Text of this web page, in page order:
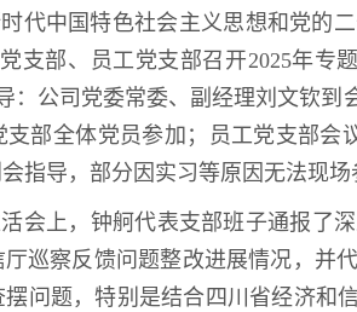
代中国特色社会主义思想和党的
支部、员工党支部召开2025年
：公司党委常委、副经理刘文钦
部全体党员参加；员工党支部
指导，部分因实习等原因无法现场
会上，钟舸代表支部班子通报了
巡察反馈问题整改进展情况，并
问题，特别是结合四川省经济和